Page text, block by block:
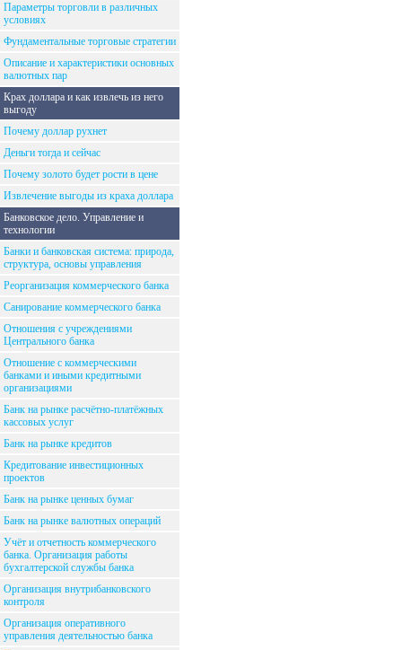
Параметры торговли в различных
условиях
Фундаментальные торговые стратегии
Описание и характеристики основных
валютных пар
Крах доллара и как извлечь из него
выгоду
Почему доллар рухнет
Деньги тогда и сейчас
Почему золото будет рости в цене
Извлечение выгоды из краха доллара
Банковское дело. Управление и
технологии
Банки и банковская система: природа,
структура, основы управления
Реорганизация коммерческого банка
Санирование коммерческого банка
Отношения с учреждениями
Центрального банка
Отношение с коммерческими
банками и иными кредитными
организациями
Банк на рынке расчётно-платёжных
кассовых услуг
Банк на рынке кредитов
Кредитование инвестиционных
проектов
Банк на рынке ценных бумаг
Банк на рынке валютных операций
Учёт и отчетность коммерческого
банка. Организация работы
бухгалтерской службы банка
Организация внутрибанковского
контроля
Организация оперативного
управления деятельностью банка